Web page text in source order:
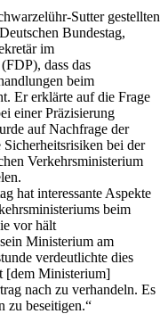
Sutter gestellten
Bundestag,
im
dass das
beim
Er erklärte auf die Frage
einer Präzisierung
auf Nachfrage der
bei der
Verkehrsministerium
hat interessante Aspekte
beim
vor hält
Ministerium am
verdeutlichte dies
[dem Ministerium]
nach zu verhandeln. Es
zu beseitigen.“